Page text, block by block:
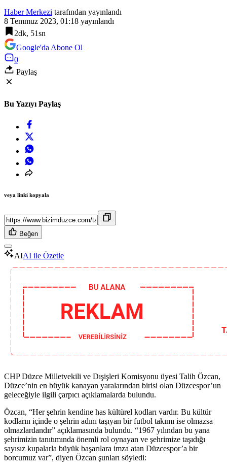
Haber Merkezi tarafından yayınlandı
8 Temmuz 2023, 01:18 yayınlandı
2dk, 51sn
Google'da Abone Ol
0
Paylaş
Bu Yazıyı Paylaş
veya linki kopyala
Beğen
AIAI ile Özetle
CHP Düzce Milletvekili ve Dışişleri Komisyonu üyesi Talih Özcan,
Düzce’nin en büyük kanayan yaralarından birisi olan Düzcespor’un
geleceğiyle ilgili çarpıcı açıklamalarda bulundu.
Özcan, “Her şehrin kendine has kültürel kodları vardır. Bu kültür
kodların içinde o şehrin adını taşıyan bir futbol takımı ise olmazsa
olmazlardandır” açıklamasında bulundu. “1967 yılından bu yana
şehrimizin tanıtımında önemli rol oynayan ve şehrimize taşıdığı
sayısız kupalarla büyük başarılara imza atan Düzcespor’a bir
borcumuz var”, diyen Özcan şunları söyledi: